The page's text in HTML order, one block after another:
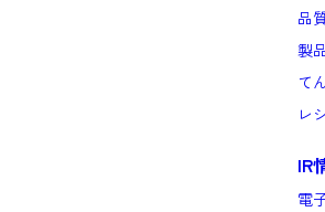
品
製
て
レ
IR
電